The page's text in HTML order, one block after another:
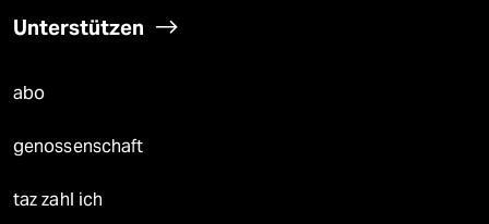
Unterstützen
abo
genossenschaft
taz zahl ich